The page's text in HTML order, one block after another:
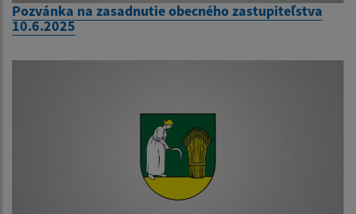
Pozvánka na zasadnutie obecného zastupiteľstva
10.6.2025